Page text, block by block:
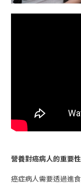
營養對癌病人的重要性
癌症病人需要透過進